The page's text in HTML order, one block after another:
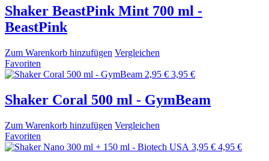
Shaker BeastPink Mint 700 ml -
BeastPink
Zum Warenkorb hinzufügen Vergleichen
Favoriten
2,95 € 3,95 €
Shaker Coral 500 ml - GymBeam
Zum Warenkorb hinzufügen Vergleichen
Favoriten
3,95 € 4,95 €